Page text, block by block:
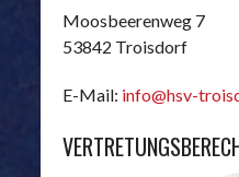
Moosbeerenweg 7
53842 Troisdorf
E-Mail: info@hsv-